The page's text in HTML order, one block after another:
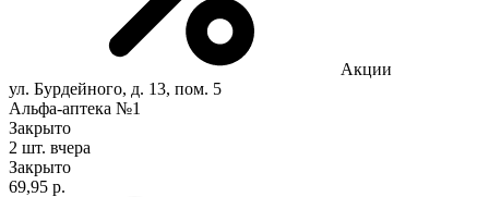
Акции
ул. Бурдейного, д. 13, пом. 5
Альфа-аптека №1
Закрыто
2 шт. вчера
Закрыто
69,95 р.